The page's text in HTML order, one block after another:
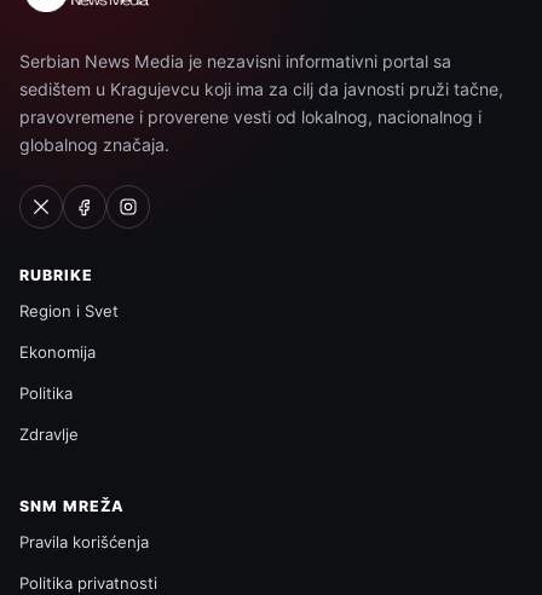
Serbian News Media je nezavisni informativni portal sa
sedištem u Kragujevcu koji ima za cilj da javnosti pruži tačne,
pravovremene i proverene vesti od lokalnog, nacionalnog i
globalnog značaja.
RUBRIKE
Region i Svet
Ekonomija
Politika
Zdravlje
SNM MREŽA
Pravila korišćenja
Politika privatnosti